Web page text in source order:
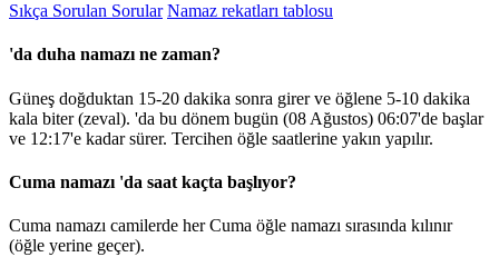
Sıkça Sorulan Sorular Namaz rekatları tablosu
'da duha namazı ne zaman?
Güneş doğduktan 15-20 dakika sonra girer ve öğlene 5-10 dakika
kala biter (zeval). 'da bu dönem bugün (08 Ağustos) 06:07'de başlar
ve 12:17'e kadar sürer. Tercihen öğle saatlerine yakın yapılır.
Cuma namazı 'da saat kaçta başlıyor?
Cuma namazı camilerde her Cuma öğle namazı sırasında kılınır
(öğle yerine geçer).